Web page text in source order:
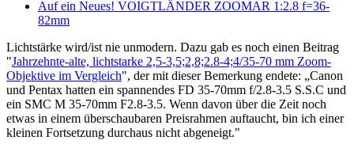
Auf ein Neues! VOIGTLÄNDER ZOOMAR 1:2.8 f=36-
82mm
Lichtstärke wird/ist nie unmodern. Dazu gab es noch einen Beitrag
"Jahrzehnte-alte, lichtstarke 2,5-3,5;2,8;2.8-4;4/35-70 mm Zoom-
Objektive im Vergleich", der mit dieser Bemerkung endete: „Canon
und Pentax hatten ein spannendes FD 35-70mm f/2.8-3.5 S.S.C und
ein SMC M 35-70mm F2.8-3.5. Wenn davon über die Zeit noch
etwas in einem überschaubaren Preisrahmen auftaucht, bin ich einer
kleinen Fortsetzung durchaus nicht abgeneigt."